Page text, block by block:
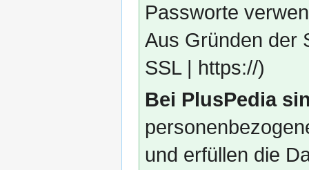
Passworte
Aus Gründen der
SSL | https://)
Bei PlusPedia
und erfüllen die